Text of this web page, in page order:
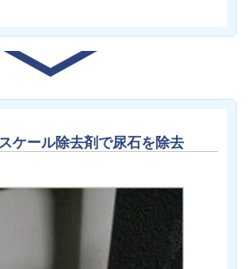
ケール除去剤で尿石を除去